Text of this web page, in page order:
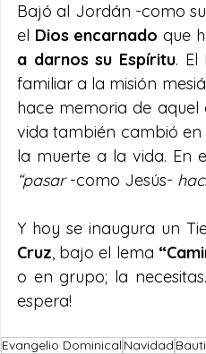
Bajó al Jordán -como
el Dios encarnado que
a darnos su Espíritu. El
familiar a la misión
hace memoria de
vida también cambió en
“pasar -como Jesús-
Y hoy se inaugura un
Cruz, bajo el lema
o en grupo; la
espera!
Evangelio Dominical Navidad